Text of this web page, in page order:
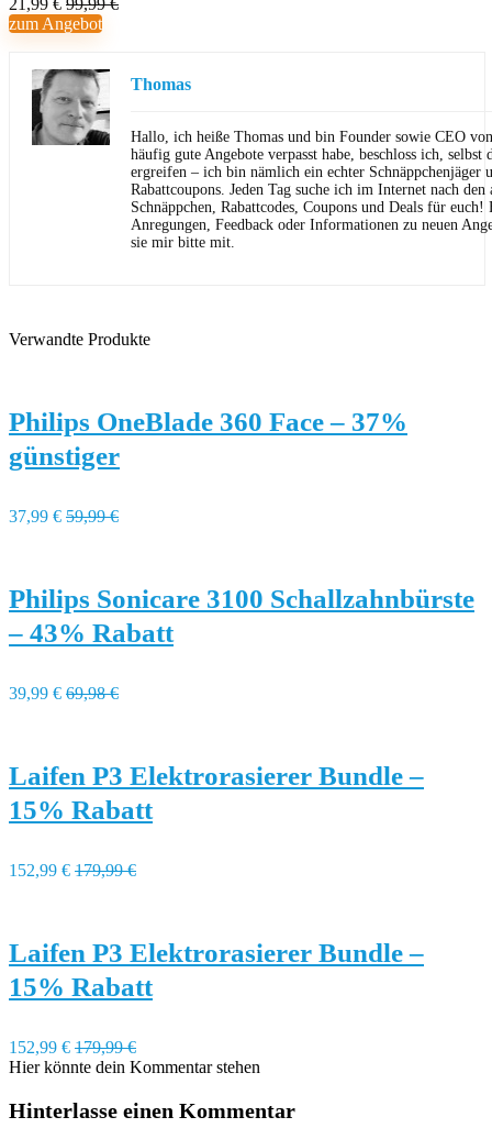
21,99 € 99,99 €
zum Angebot
Thomas
Hallo, ich heiße Thomas und bin Founder sowie CEO
häufig gute Angebote verpasst habe, beschloss ich,
ergreifen – ich bin nämlich ein echter Schnäppchenjäger
Rabattcoupons. Jeden Tag suche ich im Internet nach den
Schnäppchen, Rabattcodes, Coupons und Deals für euch!
Anregungen, Feedback oder Informationen zu neuen
sie mir bitte mit.
Verwandte Produkte
Philips OneBlade 360 Face – 37%
günstiger
37,99 € 59,99 €
Philips Sonicare 3100 Schallzahnbürste
– 43% Rabatt
39,99 € 69,98 €
Laifen P3 Elektrorasierer Bundle –
15% Rabatt
152,99 € 179,99 €
Laifen P3 Elektrorasierer Bundle –
15% Rabatt
152,99 € 179,99 €
Hier könnte dein Kommentar stehen
Hinterlasse einen Kommentar